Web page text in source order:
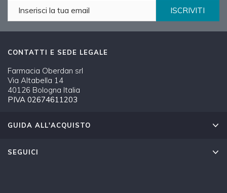
ISCRIVITI
CONTATTI E SEDE LEGALE
Farmacia Oberdan srl
Via Altabella 14
40126 Bologna Italia
PIVA 02674611203
GUIDA ALL'ACQUISTO
SEGUICI